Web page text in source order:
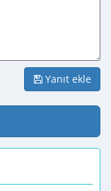
Yanıt ekle